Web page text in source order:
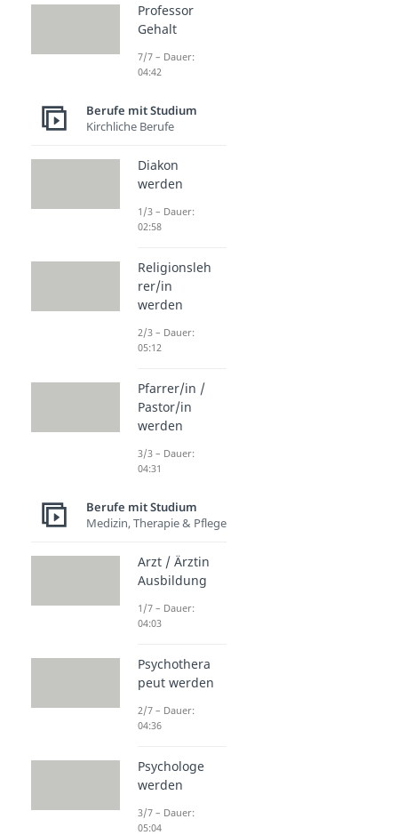
Professor
Gehalt
7/7 – Dauer:
04:42
Berufe mit Studium
Kirchliche Berufe
Diakon
werden
1/3 – Dauer:
02:58
Religionsleh
rer/in
werden
2/3 – Dauer:
05:12
Pfarrer/in /
Pastor/in
werden
3/3 – Dauer:
04:31
Berufe mit Studium
Medizin, Therapie & Pflege
Arzt / Ärztin
Ausbildung
1/7 – Dauer:
04:03
Psychothera
peut werden
2/7 – Dauer:
04:36
Psychologe
werden
3/7 – Dauer:
05:04